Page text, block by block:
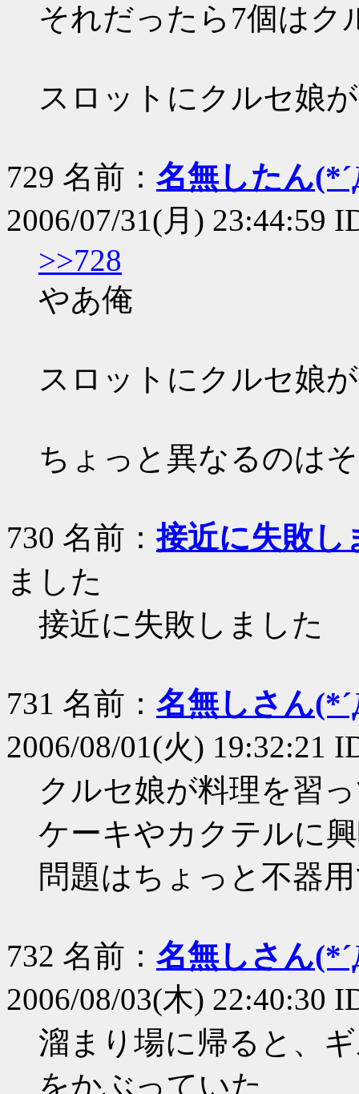
それだったら7個はク
スロットにクルセ娘
729 名前： 名無したん
2006/07/31(月) 23:44:59
>>728
やあ俺
スロットにクルセ娘
ちょっと異なるのは
730 名前：接近に失敗し
ました
接近に失敗しました
731 名前： 名無しさん
2006/08/01(火) 19:32:21
クルセ娘が料理を習
ケーキやカクテルに
問題はちょっと不器
732 名前： 名無しさん
2006/08/03(木) 22:40:30
溜まり場に帰ると、
をかぶっていた